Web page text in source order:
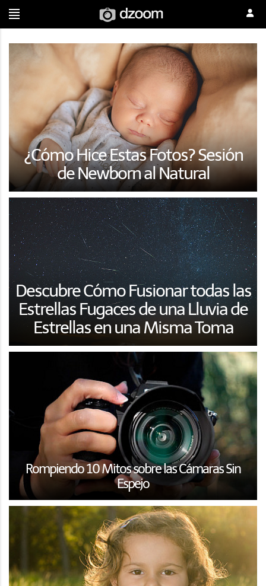
¿Cómo Hice Estas Fotos? Sesión
de Newborn al Natural
Descubre Cómo Fusionar todas las
Estrellas Fugaces de una Lluvia de
Estrellas en una Misma Toma
Rompiendo 10 Mitos sobre las Cámaras Sin
Espejo